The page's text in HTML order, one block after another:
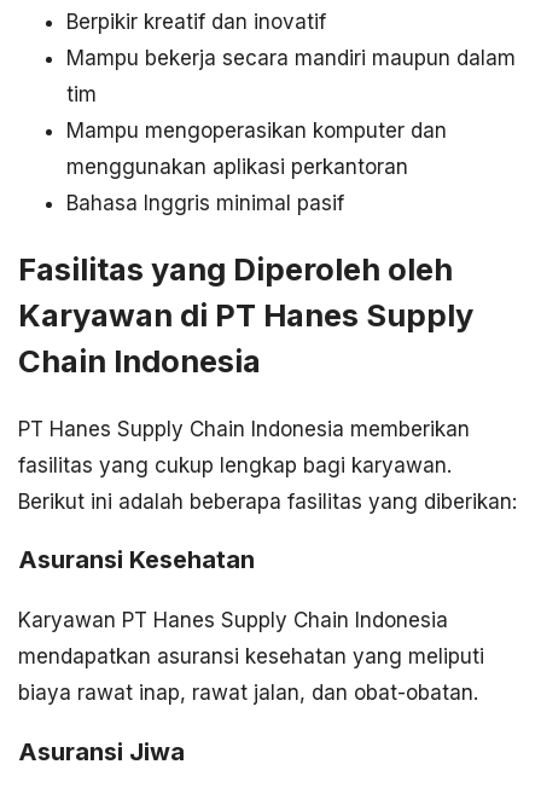
Berpikir kreatif dan inovatif
Mampu bekerja secara mandiri maupun dalam
tim
Mampu mengoperasikan komputer dan
menggunakan aplikasi perkantoran
Bahasa Inggris minimal pasif
Fasilitas yang Diperoleh oleh
Karyawan di PT Hanes Supply
Chain Indonesia
PT Hanes Supply Chain Indonesia memberikan
fasilitas yang cukup lengkap bagi karyawan.
Berikut ini adalah beberapa fasilitas yang diberikan:
Asuransi Kesehatan
Karyawan PT Hanes Supply Chain Indonesia
mendapatkan asuransi kesehatan yang meliputi
biaya rawat inap, rawat jalan, dan obat-obatan.
Asuransi Jiwa